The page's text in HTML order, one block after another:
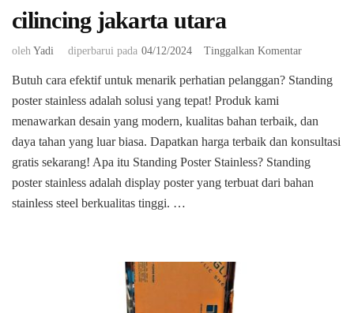
cilincing jakarta utara
oleh Yadi diperbarui pada 04/12/2024 Tinggalkan Komentarpada
standing
stainless
cilincing
jakarta
utara
Butuh cara efektif untuk menarik perhatian pelanggan? Standing
poster stainless adalah solusi yang tepat! Produk kami
menawarkan desain yang modern, kualitas bahan terbaik, dan
daya tahan yang luar biasa. Dapatkan harga terbaik dan konsultasi
gratis sekarang! Apa itu Standing Poster Stainless? Standing
poster stainless adalah display poster yang terbuat dari bahan
stainless steel berkualitas tinggi. …